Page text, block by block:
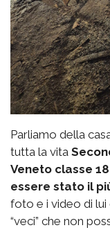
Parliamo della
tutta la vita
Veneto classe
essere stato il
foto e i video di lui
“veci” che non